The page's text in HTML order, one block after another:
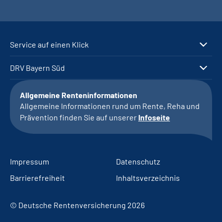
Service auf einen Klick
DRV Bayern Süd
Allgemeine Renteninformationen
Allgemeine Informationen rund um Rente, Reha und
Prävention finden Sie auf unserer Infoseite
Impressum
Datenschutz
Barrierefreiheit
Inhaltsverzeichnis
© Deutsche Rentenversicherung 2026